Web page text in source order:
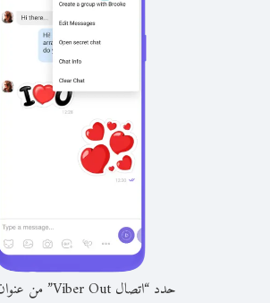
حدد “اتصال Viber Out” من عنوان المحادثة